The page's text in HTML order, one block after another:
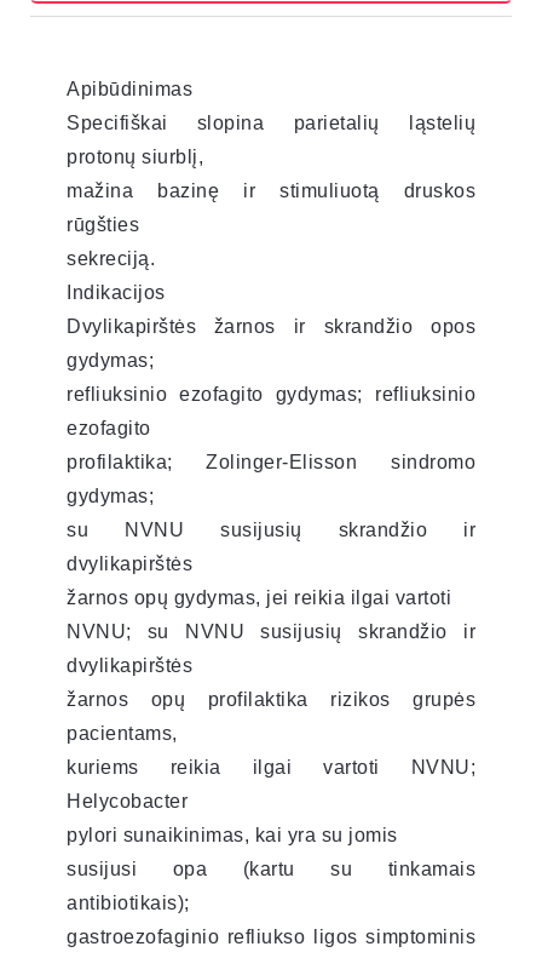
Apibūdinimas
Specifiškai slopina parietalių ląstelių
protonų siurblį,
mažina bazinę ir stimuliuotą druskos
rūgšties
sekreciją.
Indikacijos
Dvylikapirštės žarnos ir skrandžio opos
gydymas;
refliuksinio ezofagito gydymas; refliuksinio
ezofagito
profilaktika; Zolinger-Elisson sindromo
gydymas;
su NVNU susijusių skrandžio ir
dvylikapirštės
žarnos opų gydymas, jei reikia ilgai vartoti
NVNU; su NVNU susijusių skrandžio ir
dvylikapirštės
žarnos opų profilaktika rizikos grupės
pacientams,
kuriems reikia ilgai vartoti NVNU;
Helycobacter
pylori sunaikinimas, kai yra su jomis
susijusi opa (kartu su tinkamais
antibiotikais);
gastroezofaginio refliukso ligos simptominis